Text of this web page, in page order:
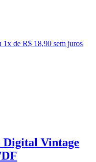
1x de R$ 18,90 sem juros
Digital Vintage